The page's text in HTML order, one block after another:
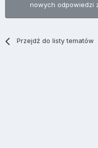
nowych odpowiedzi
Przejdź do listy tematów